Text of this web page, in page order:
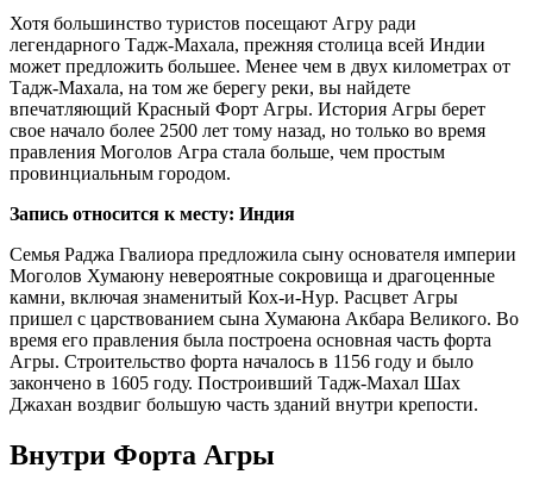
Хотя большинство туристов посещают Агру ради
легендарного Тадж-Махала, прежняя столица всей Индии
может предложить большее. Менее чем в двух километрах от
Тадж-Махала, на том же берегу реки, вы найдете
впечатляющий Красный Форт Агры. История Агры берет
свое начало более 2500 лет тому назад, но только во время
правления Моголов Агра стала больше, чем простым
провинциальным городом.
Запись относится к месту: Индия
Семья Раджа Гвалиора предложила сыну основателя империи
Моголов Хумаюну невероятные сокровища и драгоценные
камни, включая знаменитый Кох-и-Нур. Расцвет Агры
пришел с царствованием сына Хумаюна Акбара Великого. Во
время его правления была построена основная часть форта
Агры. Строительство форта началось в 1156 году и было
закончено в 1605 году. Построивший Тадж-Махал Шах
Джахан воздвиг большую часть зданий внутри крепости.
Внутри Форта Агры